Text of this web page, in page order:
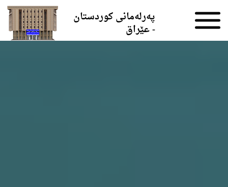
پەرلەمانی کوردستان
- عێراق